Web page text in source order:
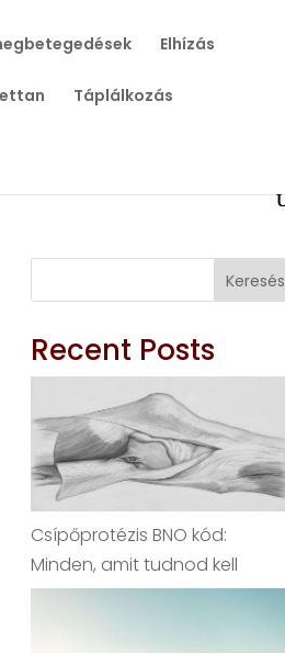
Elhízás
Táplálkozás
Keresés
Recent Posts
Csípőprotézis BNO kód:
Minden, amit tudnod kell